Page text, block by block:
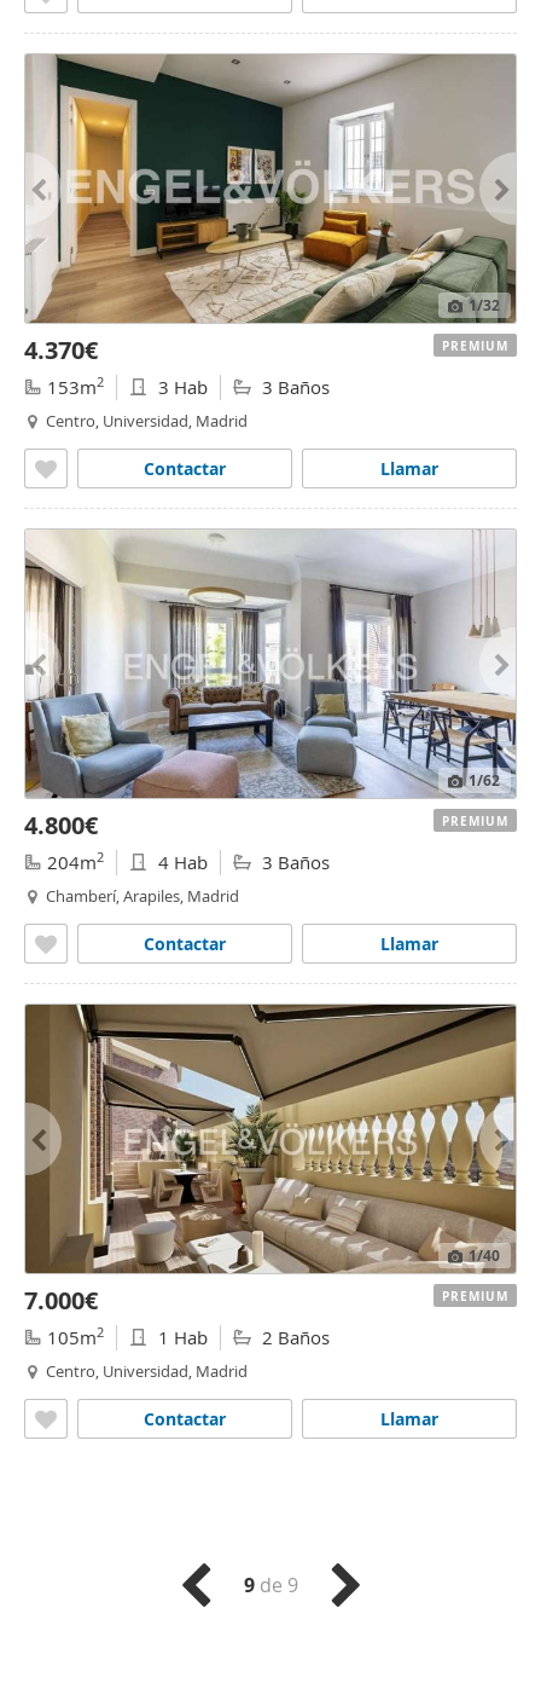
1/32
4.370€
153m2 3 Hab 3 Baños
Centro, Universidad, Madrid
Llamar
Contactar
PREMIUM
1/62
4.800€
204m2 4 Hab 3 Baños
Chamberí, Arapiles, Madrid
Llamar
Contactar
PREMIUM
1/40
7.000€
105m2 1 Hab 2 Baños
Centro, Universidad, Madrid
Llamar
Contactar
PREMIUM
9de 9